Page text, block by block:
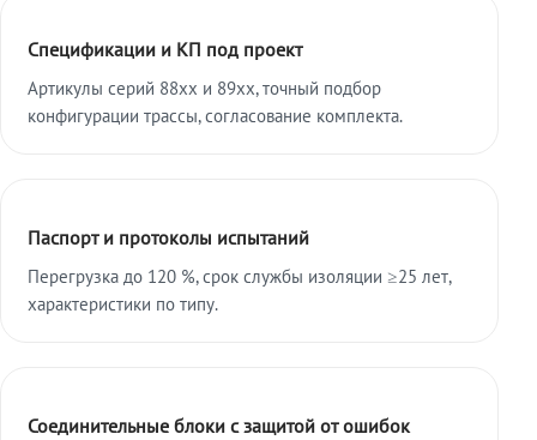
Спецификации и КП под проект
Артикулы серий 88xx и 89xx, точный подбор
конфигурации трассы, согласование комплекта.
Паспорт и протоколы испытаний
Перегрузка до 120 %, срок службы изоляции ≥25 лет,
характеристики по типу.
Соединительные блоки с защитой от ошибок